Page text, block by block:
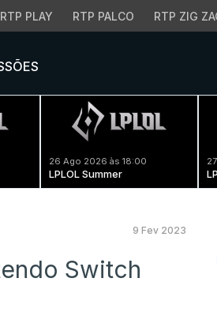
RTP PLAY RTP PALCO RTP ZIG
26 Ago 2026 às 18:00
LPLOL Summer
9 Fev 2023
Switch